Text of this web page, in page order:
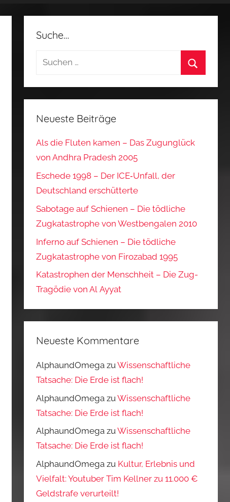
Suche…
Suchen
Neueste Beiträge
Als die Fluten kamen – Das Zugunglück
von Andhra Pradesh 2005
Eschede 1998 – Der ICE‑Unfall, der
Deutschland erschütterte
Sabotage auf Schienen – Die tödliche
Zugkatastrophe von Westbengalen 2010
Inferno auf Schienen – Die tödliche
Zugkatastrophe von Firozabad 1995
Katastrophen der Menschheit – Die Zug-
Tragödie von Al Ayyat
Neueste Kommentare
AlphaundOmega zuWissenschaftliche
Tatsache: Die Erde ist flach!
AlphaundOmega zuWissenschaftliche
Tatsache: Die Erde ist flach!
AlphaundOmega zuWissenschaftliche
Tatsache: Die Erde ist flach!
AlphaundOmega zu Kultur, Erlebnis und
Vielfalt: Youtuber Tim Kellner zu 11.000 €
Geldstrafe verurteilt!